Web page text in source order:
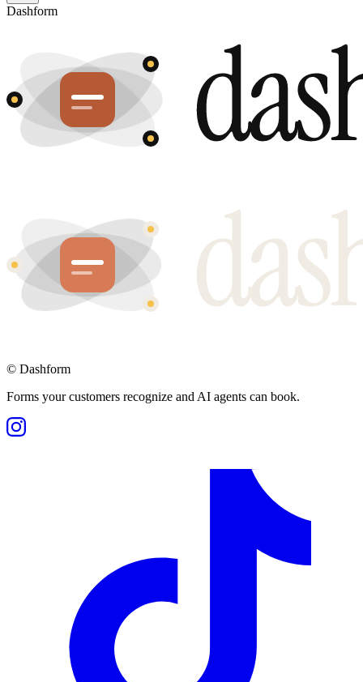
Dashform
© Dashform
Forms your customers recognize and AI agents can book.